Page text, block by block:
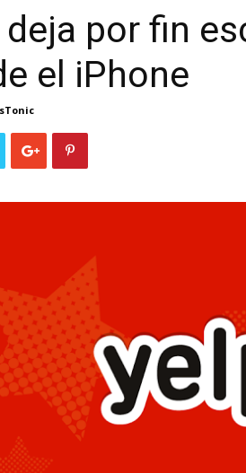
deja por fin
el iPhone